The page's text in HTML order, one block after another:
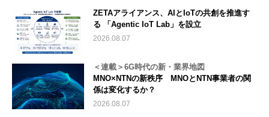
ZETAアライアンス、AIとIoTの共創を推進す
る 「Agentic IoT Lab」を設立
2026.08.07
＜連載＞6G時代の新・業界地図
MNO×NTNの新秩序 MNOとNTN事業者の関
係は変化するか？
2026.08.07